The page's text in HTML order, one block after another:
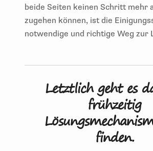
beide Seiten keinen Schritt mehr
zugehen können, ist die
notwendige und richtige Weg zur
Letztlich geht es
frühzeitig
finden.